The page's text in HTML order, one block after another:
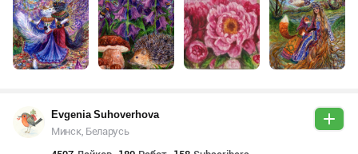
Evgenia Suhoverhova
Минск, Беларусь